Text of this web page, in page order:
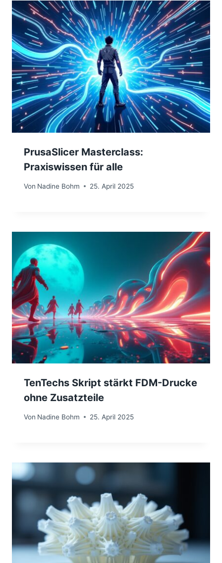
PrusaSlicer Masterclass:
Praxiswissen für alle
Von Nadine Bohm 25. April 2025
TenTechs Skript stärkt FDM-Drucke
ohne Zusatzteile
Von Nadine Bohm 25. April 2025